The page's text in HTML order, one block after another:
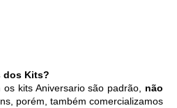
dos Kits?
kits Aniversario são padrão, não
porém, também comercializamos